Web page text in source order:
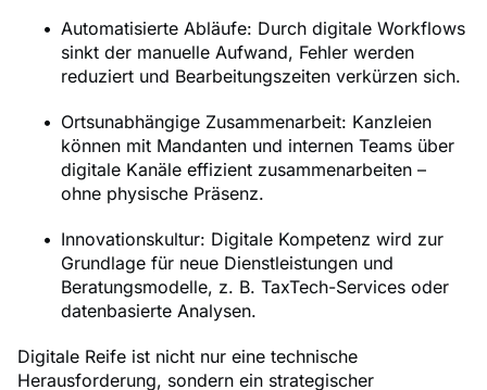
Automatisierte Abläufe: Durch digitale Workflows
sinkt der manuelle Aufwand, Fehler werden
reduziert und Bearbeitungszeiten verkürzen sich.
Ortsunabhängige Zusammenarbeit: Kanzleien
können mit Mandanten und internen Teams über
digitale Kanäle effizient zusammenarbeiten –
ohne physische Präsenz.
Innovationskultur: Digitale Kompetenz wird zur
Grundlage für neue Dienstleistungen und
Beratungsmodelle, z. B. TaxTech-Services oder
datenbasierte Analysen.
Digitale Reife ist nicht nur eine technische
Herausforderung, sondern ein strategischer